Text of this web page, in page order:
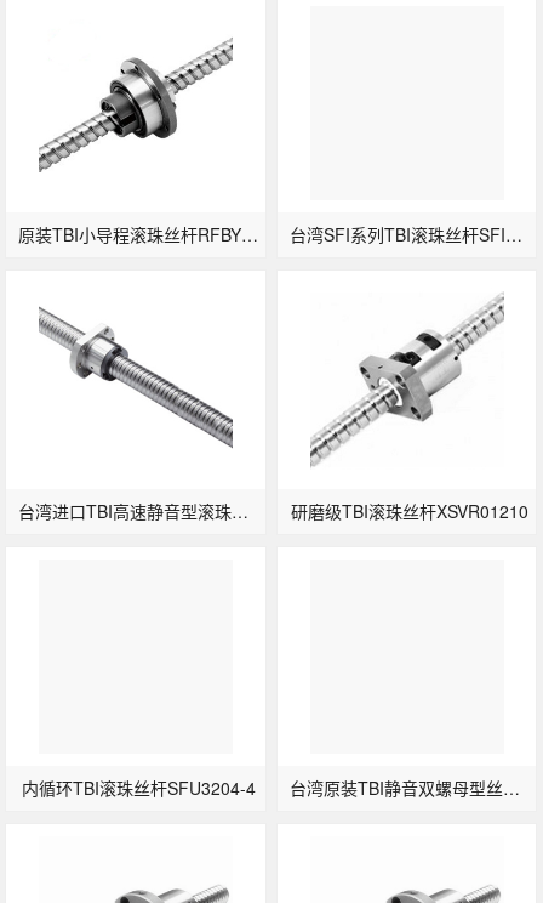
原装TBI小导程滚珠丝杆RFBY2525-3.6 台湾SFI系列TBI滚珠丝杆SFI2005-4
台湾进口TBI高速静音型滚珠丝杆SFS2005-3.8 研磨级TBI滚珠丝杆XSVR01210
内循环TBI滚珠丝杆SFU3204-4 台湾原装TBI静音双螺母型丝杠DFS3210-3.8